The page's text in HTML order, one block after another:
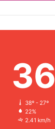
36
38º - 27º
22%
2.41 km/h